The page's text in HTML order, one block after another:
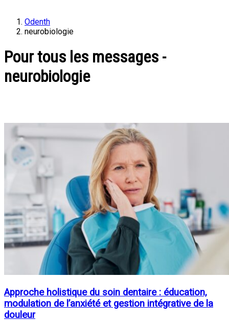
Odenth
neurobiologie
Pour tous les messages -
neurobiologie
Approche holistique du soin dentaire : éducation,
modulation de l’anxiété et gestion intégrative de la
douleur